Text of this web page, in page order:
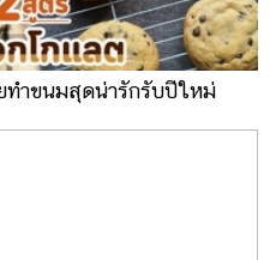
ทำขนมสุดน่ารักรับปีใหม่